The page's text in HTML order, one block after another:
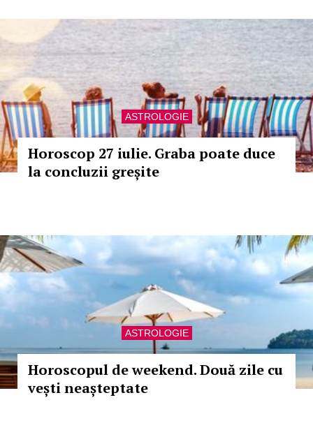
ASTROLOGIE
Horoscop 27 iulie. Graba poate duce
la concluzii greșite
ASTROLOGIE
Horoscopul de weekend. Două zile cu
vești neașteptate